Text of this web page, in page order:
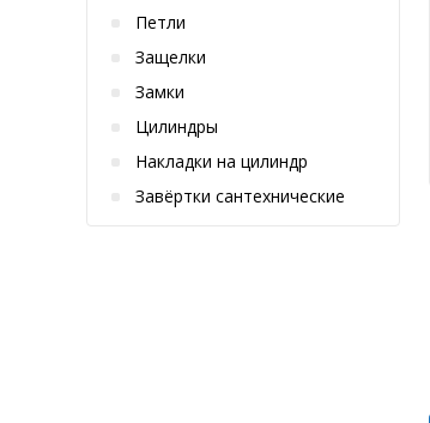
Петли
Защелки
Замки
Цилиндры
Накладки на цилиндр
Завёртки сантехнические